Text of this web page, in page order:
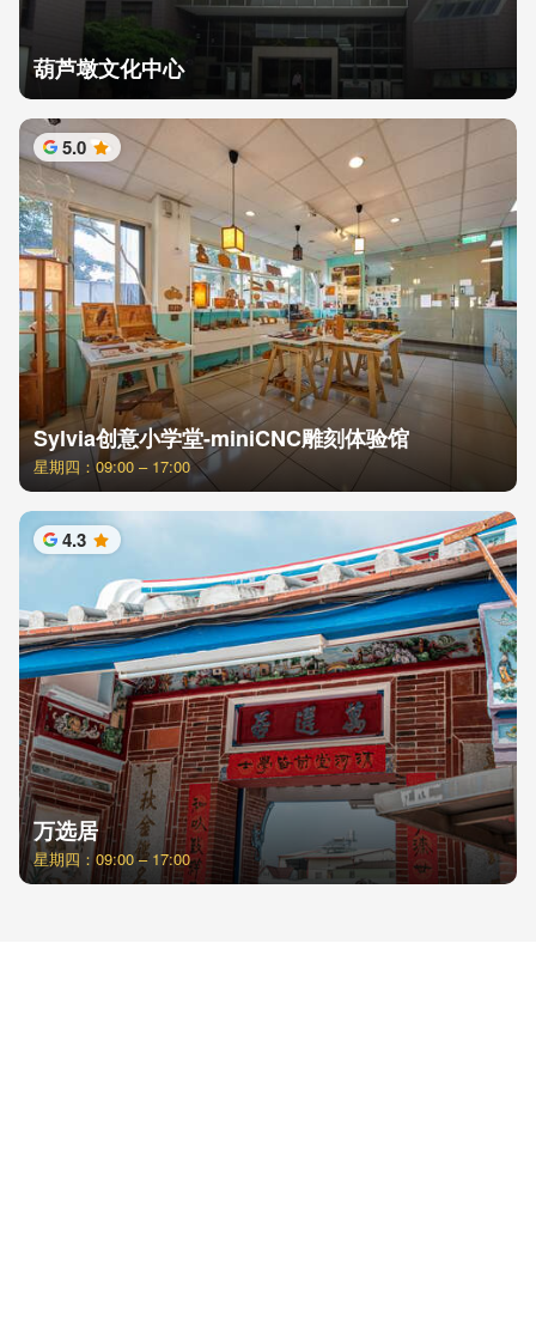
葫芦墩文化中心
5.0 星
Sylvia创意小学堂-miniCNC雕刻体验馆
星期四：09:00 – 17:00
4.3 星
万选居
星期四：09:00 – 17:00